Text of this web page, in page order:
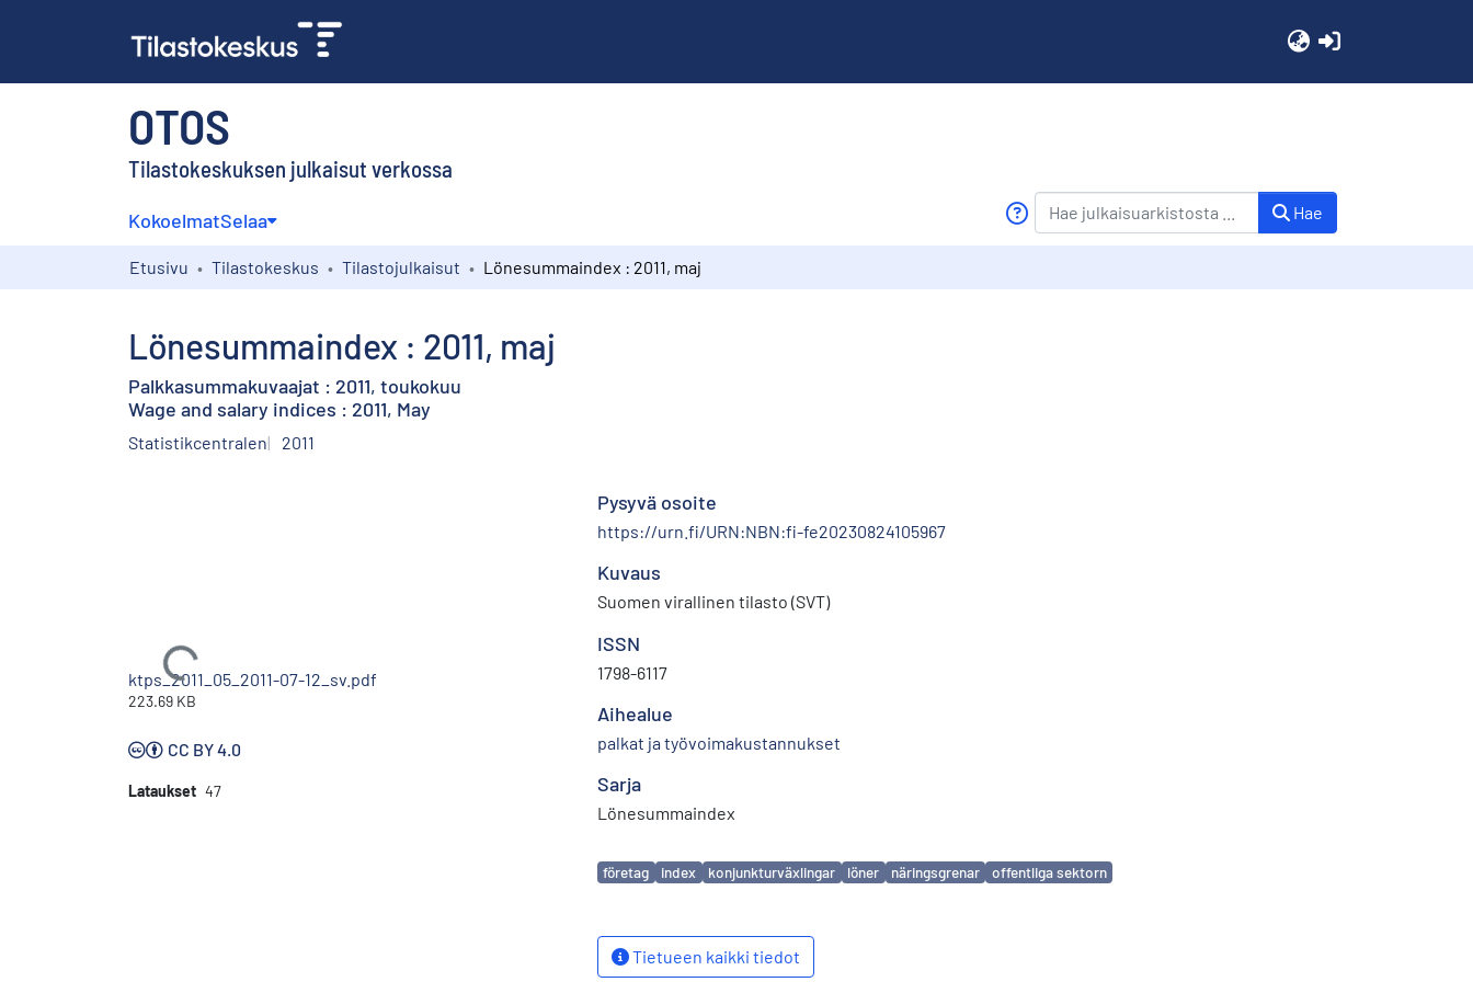
OTOS
Tilastokeskuksen julkaisut verkossa
KokoelmatSelaa Hae
Etusivu Tilastokeskus Tilastojulkaisut Lönesummaindex : 2011, maj
Lönesummaindex : 2011, maj
Palkkasummakuvaajat : 2011, toukokuu
Wage and salary indices : 2011, May
Statistikcentralen 2011
Ladataan...
ktps_2011_05_2011-07-12_sv.pdf
223.69 KB
CC BY 4.0
Lataukset 47
Pysyvä osoite
https://urn.fi/URN:NBN:fi-fe20230824105967
Kuvaus
Suomen virallinen tilasto (SVT)
ISSN
1798-6117
Aihealue
palkat ja työvoimakustannukset
Sarja
Lönesummaindex
Avainsanat
företag index konjunkturväxlingar löner näringsgrenar offentliga sektorn
Tietueen kaikki tiedot